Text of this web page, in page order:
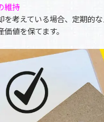
維持
を考えている場合、定期的
値を保てます。